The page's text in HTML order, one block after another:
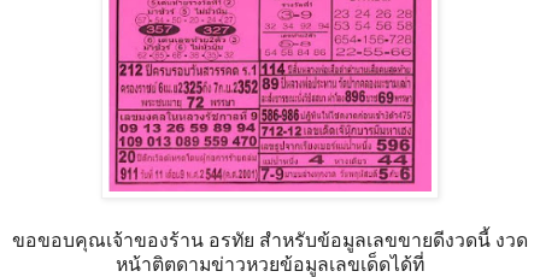
ขอขอบคุณเจ้าของร้าน อรทัย สำหรับข้อมูลเลขขายดีงวดนี้ งวด
หน้าติตดามข่าวหวยข้อมูลเลขเด็ดได้ที่